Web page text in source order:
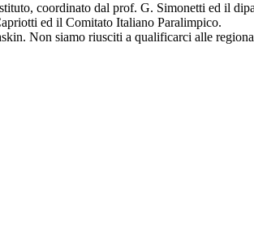
coordinato dal prof. G. Simonetti ed il
ed il Comitato Italiano Paralimpico.
Non siamo riusciti a qualificarci alle